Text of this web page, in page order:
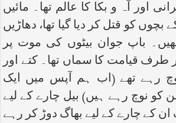
اور آہ و بکا کا عالم تھا۔ مائیں
کو قتل کر دیا گیا تھا، دھاڑیں
باپ جوان بیٹوں کی موت پر
طرف قیامت کا سماں تھا۔ کتے اور
رہے تھے (اب ہم آپس میں ایک
کو نوچ رہے ہیں) بیل چارے کے لیے
ان کے چارے کے لیے بھاگ دوڑ کر رہے